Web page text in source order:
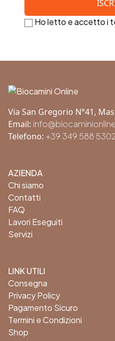
Ho letto e accetto i
Via San Gregorio N°41,
Email:
Telefono: +39 349 588 5302
AZIENDA
Chi siamo
Contatti
FAQ
Lavori Eseguiti
Servizi
LINK UTILI
Consegna
Privacy Policy
Pagamento Sicuro
Termini e Condizioni
Shop